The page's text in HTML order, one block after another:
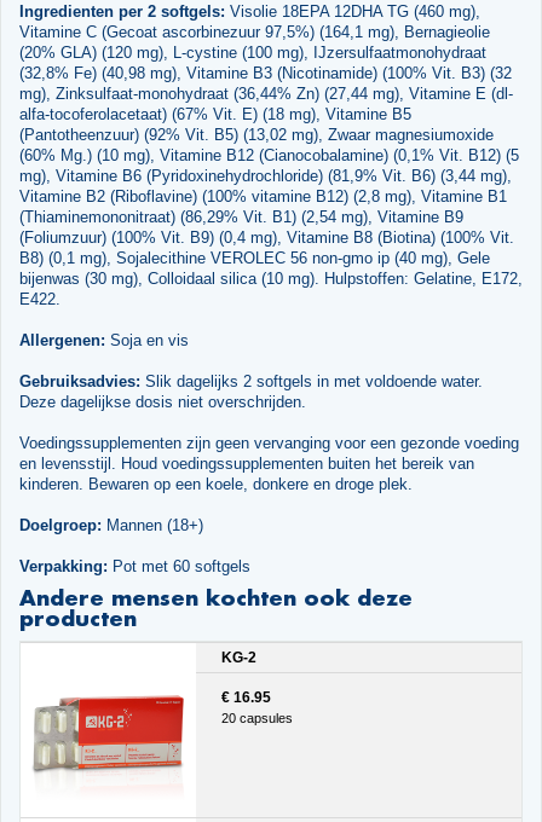
Ingredienten per 2 softgels: Visolie 18EPA 12DHA TG (460 mg),
Vitamine C (Gecoat ascorbinezuur 97,5%) (164,1 mg), Bernagieolie
(20% GLA) (120 mg), L-cystine (100 mg), IJzersulfaatmonohydraat
(32,8% Fe) (40,98 mg), Vitamine B3 (Nicotinamide) (100% Vit. B3) (32
mg), Zinksulfaat-monohydraat (36,44% Zn) (27,44 mg), Vitamine E (dl-
alfa-tocoferolacetaat) (67% Vit. E) (18 mg), Vitamine B5
(Pantotheenzuur) (92% Vit. B5) (13,02 mg), Zwaar magnesiumoxide
(60% Mg.) (10 mg), Vitamine B12 (Cianocobalamine) (0,1% Vit. B12) (5
mg), Vitamine B6 (Pyridoxinehydrochloride) (81,9% Vit. B6) (3,44 mg),
Vitamine B2 (Riboflavine) (100% vitamine B12) (2,8 mg), Vitamine B1
(Thiaminemononitraat) (86,29% Vit. B1) (2,54 mg), Vitamine B9
(Foliumzuur) (100% Vit. B9) (0,4 mg), Vitamine B8 (Biotina) (100% Vit.
B8) (0,1 mg), Sojalecithine VEROLEC 56 non-gmo ip (40 mg), Gele
bijenwas (30 mg), Colloidaal silica (10 mg). Hulpstoffen: Gelatine, E172,
E422.
Allergenen: Soja en vis
Gebruiksadvies: Slik dagelijks 2 softgels in met voldoende water.
Deze dagelijkse dosis niet overschrijden.
Voedingssupplementen zijn geen vervanging voor een gezonde voeding
en levensstijl. Houd voedingssupplementen buiten het bereik van
kinderen. Bewaren op een koele, donkere en droge plek.
Doelgroep: Mannen (18+)
Verpakking: Pot met 60 softgels
Andere mensen kochten ook deze
producten
KG-2
€ 16.95
20 capsules